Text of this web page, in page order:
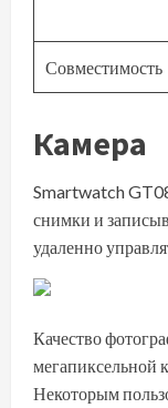
Совместимость
Камера
Smartwatch
снимки и
удаленно
Качество
мегапиксельной
Некоторым